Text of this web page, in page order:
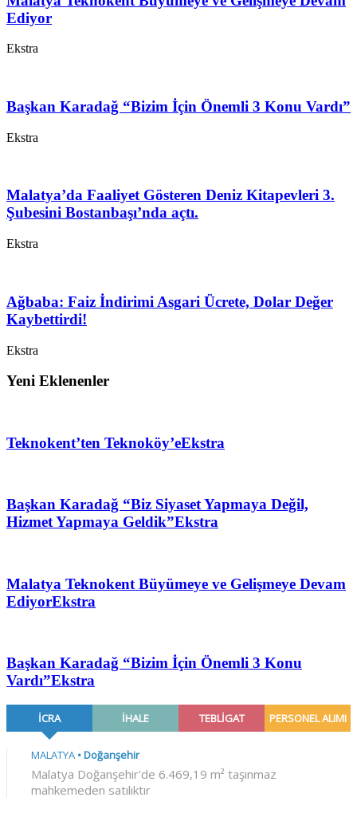
Ediyor
Ekstra
Başkan Karadağ “Bizim İçin Önemli 3 Konu Vardı”
Ekstra
Malatya’da Faaliyet Gösteren Deniz Kitapevleri 3.
Şubesini Bostanbaşı’nda açtı.
Ekstra
Ağbaba: Faiz İndirimi Asgari Ücrete, Dolar Değer
Kaybettirdi!
Ekstra
Yeni Eklenenler
Teknokent’ten Teknoköy’eEkstra
Başkan Karadağ “Biz Siyaset Yapmaya Değil,
Hizmet Yapmaya Geldik”Ekstra
Malatya Teknokent Büyümeye ve Gelişmeye Devam
EdiyorEkstra
Başkan Karadağ “Bizim İçin Önemli 3 Konu
Vardı”Ekstra